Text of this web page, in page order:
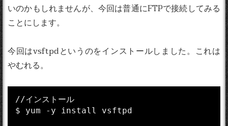
いのかもしれませんが、今回は普通にFTPで接続してみる
ことにします。
今回はvsftpdというのをインストールしました。これは
やむれる。
//インストール
$ yum -y install vsftpd